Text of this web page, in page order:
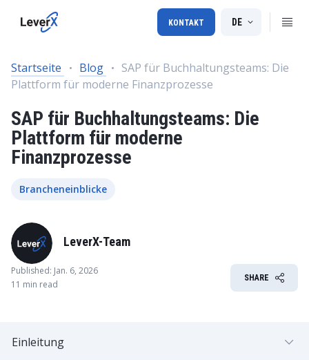
DE
KONTAKT
Startseite Blog
SAP für Buchhaltungsteams: Die
Plattform für moderne Finanzprozesse
SAP für Buchhaltungsteams: Die
Plattform für moderne
Finanzprozesse
Brancheneinblicke
LeverX-Team
Published: Jan. 6, 2026
11 min read
SHARE
Einleitung